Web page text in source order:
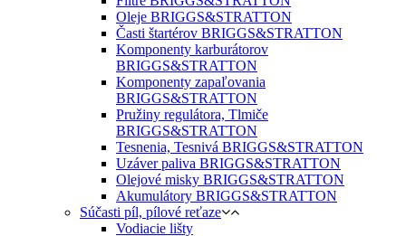
Oleje BRIGGS&STRATTON
Časti štartérov BRIGGS&STRATTON
Komponenty karburátorov
BRIGGS&STRATTON
Komponenty zapaľovania
BRIGGS&STRATTON
Pružiny regulátora, Tlmiče
BRIGGS&STRATTON
Tesnenia, Tesnivá BRIGGS&STRATTON
Uzáver paliva BRIGGS&STRATTON
Olejové misky BRIGGS&STRATTON
Akumulátory BRIGGS&STRATTON
Súčasti píl, pílové reťaze
Vodiacie lišty